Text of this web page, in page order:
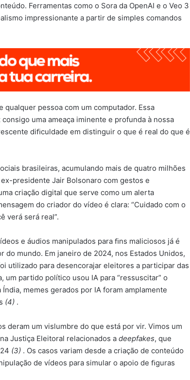
Ferramentas como o Sora da OpenAI e o Veo 3
impressionante a partir de simples comandos
pessoa com um computador. Essa
uma ameaça iminente e profunda à nossa
diﬁculdade em distinguir o que é real do que é
brasileiras, acumulando mais de quatro milhões
presidente Jair Bolsonaro com gestos e
criação digital que serve como um alerta
do criador do vídeo é clara: “Cuidado com o
verá será real”.
e áudios manipulados para ﬁns maliciosos já é
mundo. Em janeiro de 2024, nos Estados Unidos,
utilizado para desencorajar eleitores a participar das
um partido político usou IA para “ressuscitar” o
memes gerados por IA foram amplamente
(4) .
deram um vislumbre do que está por vir. Vimos um
Justiça Eleitoral relacionados a deepfakes, que
(3) . Os casos variam desde a criação de conteúdo
de vídeos para simular o apoio de ﬁguras